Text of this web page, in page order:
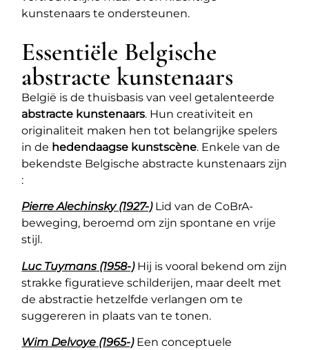
kunstenaars te ondersteunen.
Essentiële Belgische
abstracte kunstenaars
België is de thuisbasis van veel getalenteerde
abstracte kunstenaars. Hun creativiteit en
originaliteit maken hen tot belangrijke spelers
in de hedendaagse kunstscène. Enkele van de
bekendste Belgische abstracte kunstenaars zijn
:
Pierre Alechinsky(1927-)Lid van de CoBrA-
beweging, beroemd om zijn spontane en vrije
stijl.
Luc Tuymans (1958-)Hij is vooral bekend om zijn
strakke figuratieve schilderijen, maar deelt met
de abstractie hetzelfde verlangen om te
suggereren in plaats van te tonen.
Wim Delvoye (1965-)Een conceptuele